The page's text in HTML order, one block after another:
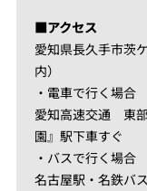
■アクセス
愛知県長久手市茨
内）
・電車で行く場合
愛知高速交通 東
園』駅下車すぐ
・バスで行く場合
名古屋駅・名鉄バ